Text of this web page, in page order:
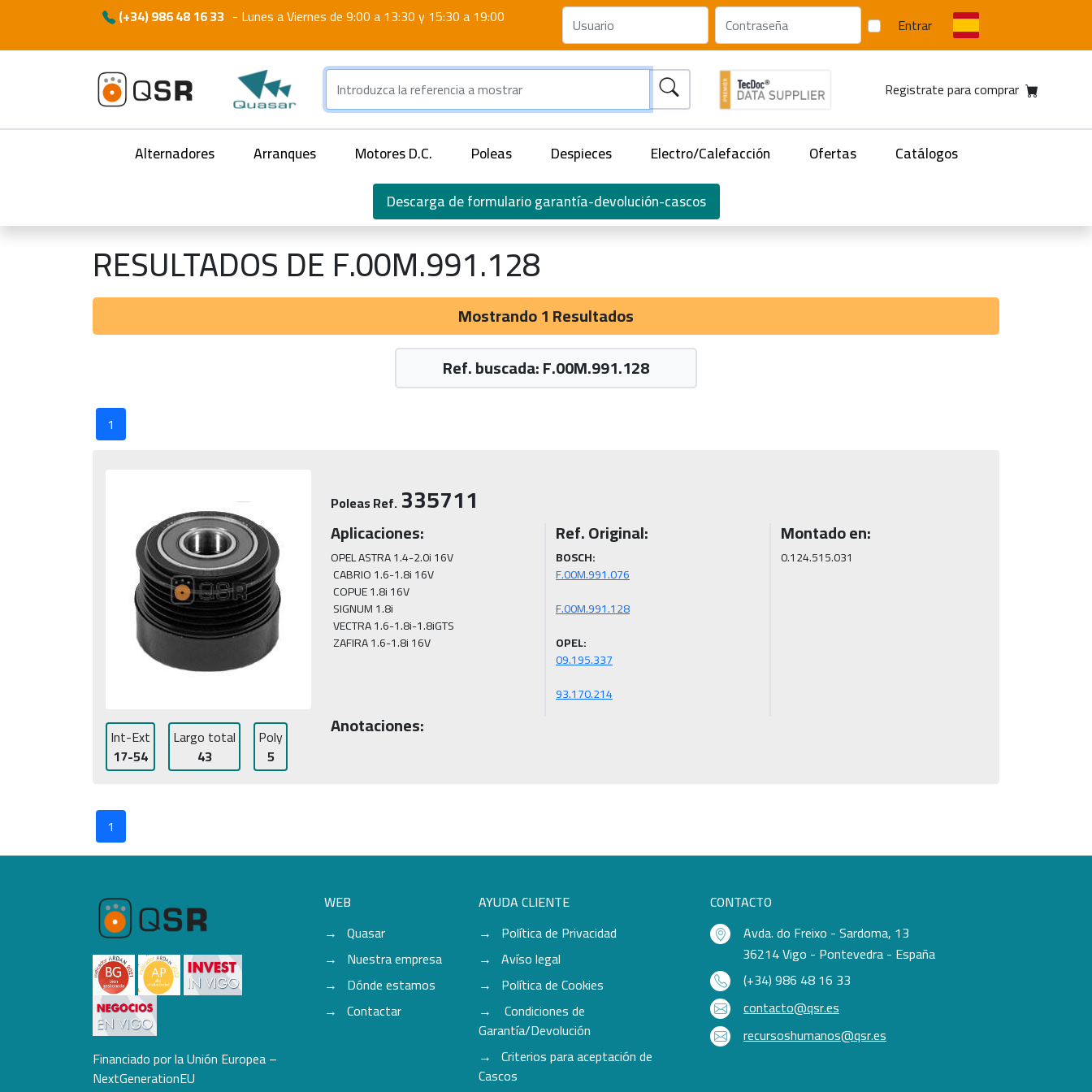
(+34) 986 48 16 33 - Lunes a Viernes de 9:00 a 13:30 y 15:30 a 19:00 Entrar
Registrate para comprar
Alternadores Arranques Motores D.C. Poleas Despieces Electro/Calefacción Ofertas
Catálogos
Descarga de formulario garantía-devolución-cascos
RESULTADOS DE F.00M.991.128
Mostrando 1 Resultados
Ref. buscada: F.00M.991.128
1
Int-Ext
17-54
Largo total
43
Poly
5
Poleas Ref. 335711
Aplicaciones:
OPEL ASTRA 1.4-2.0i 16V
CABRIO 1.6-1.8i 16V
COPUE 1.8i 16V
SIGNUM 1.8i
VECTRA 1.6-1.8i-1.8iGTS
ZAFIRA 1.6-1.8i 16V
Ref. Original:
BOSCH:
F.00M.991.076
F.00M.991.128
OPEL:
09.195.337
93.170.214
Montado en:
0.124.515.031
Anotaciones:
1
Financiado por la Unión Europea –
NextGenerationEU
WEB
Quasar
Nuestra empresa
Dónde estamos
Contactar
AYUDA CLIENTE
Política de Privacidad
Avíso legal
Política de Cookies
Condiciones de
Garantía/Devolución
Criterios para aceptación de
Cascos
CONTACTO
Avda. do Freixo - Sardoma, 13
36214 Vigo - Pontevedra - España
(+34) 986 48 16 33
contacto@qsr.es
recursoshumanos@qsr.es